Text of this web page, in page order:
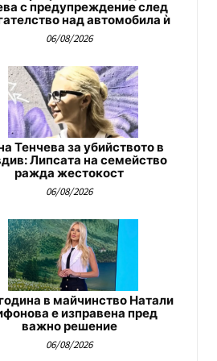
с предупреждение след
над автомобила ѝ
06/08/2026
Тенчева за убийството в
Липсата на семейство
ражда жестокост
06/08/2026
в майчинство Натали
е изправена пред
важно решение
06/08/2026